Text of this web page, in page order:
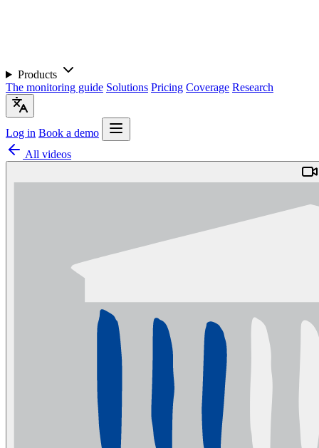
Products
The monitoring guide Solutions Pricing Coverage Research
Log in Book a demo
All videos